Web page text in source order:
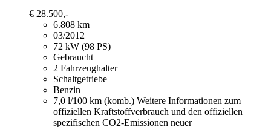
€ 28.500,-
6.808 km
03/2012
72 kW (98 PS)
Gebraucht
2 Fahrzeughalter
Schaltgetriebe
Benzin
7,0 l/100 km (komb.) Weitere Informationen zum
offiziellen Kraftstoffverbrauch und den offiziellen
spezifischen CO2-Emissionen neuer